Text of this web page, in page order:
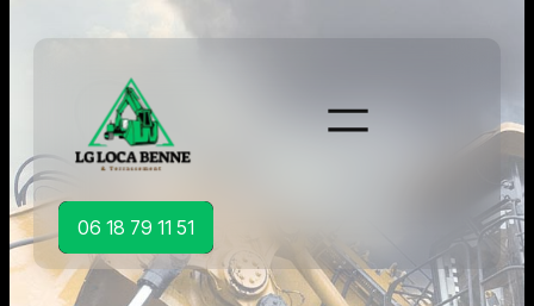
06 18 79 11 51